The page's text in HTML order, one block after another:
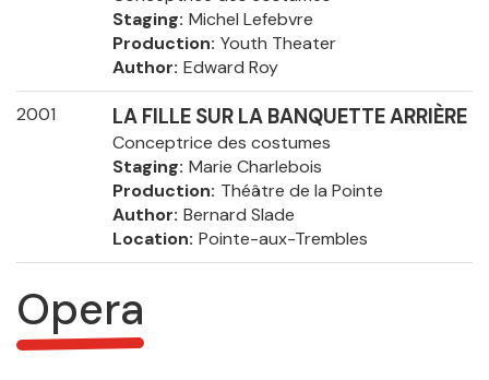
Staging Michel Lefebvre
Production Youth Theater
Author Edward Roy
2001 LA FILLE SUR LA BANQUETTE ARRIÈRE
Conceptrice des costumes
Staging Marie Charlebois
Production Théâtre de la Pointe
Author Bernard Slade
Location Pointe-aux-Trembles
Opera